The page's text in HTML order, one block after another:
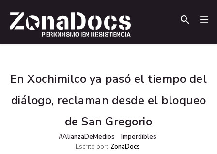
En Xochimilco ya pasó el tiempo del
diálogo, reclaman desde el bloqueo
de San Gregorio
#AlianzaDeMedios
Imperdibles
Escrito por: ZonaDocs